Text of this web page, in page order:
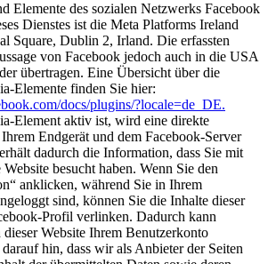
Elemente des sozialen Netzwerks Facebook
Dienstes ist die Meta Platforms Ireland
Square, Dublin 2, Irland. Die erfassten
von Facebook jedoch auch in die USA
übertragen. Eine Übersicht über die
Elemente finden Sie hier:
docs/plugins/?locale=de_DE.
Element aktiv ist, wird eine direkte
Endgerät und dem Facebook-Server
dadurch die Information, dass Sie mit
besucht haben. Wenn Sie den
anklicken, während Sie in Ihrem
sind, können Sie die Inhalte dieser
Profil verlinken. Dadurch kann
Website Ihrem Benutzerkonto
hin, dass wir als Anbieter der Seiten